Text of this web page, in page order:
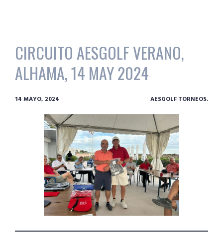
CIRCUITO AESGOLF VERANO,
ALHAMA, 14 MAY 2024
14 MAYO, 2024 AESGOLF TORNEOS.